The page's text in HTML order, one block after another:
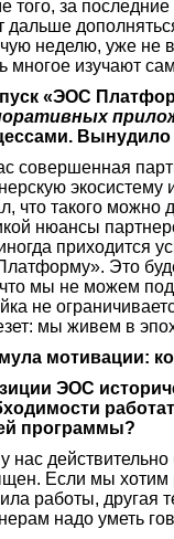
того, за
дальше
неделю, уже не
многое изучают
«ЭОС
Вынудило
совершенная
экосистему
что такого можно
нюансы
приходится
Это
мы не можем
не
мы живем в
мотивации:
ЭОС
программы?
нас
Если мы хотим
работы, другая
надо уметь